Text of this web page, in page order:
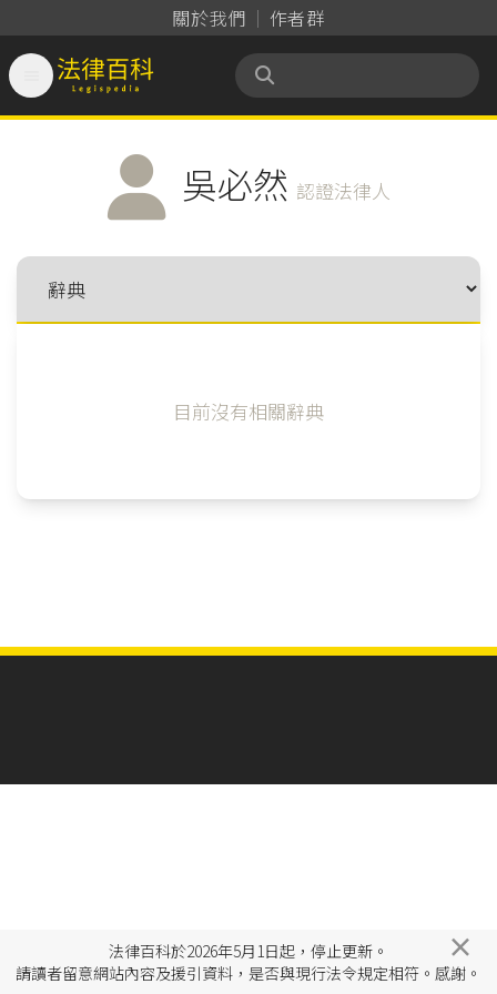
關於我們 作者群
法律百科 Legispedia
吳必然 認證法律人
目前沒有相關辭典
法律百科於2026年5月1日起，停止更新。
請讀者留意網站內容及援引資料，是否與現行法令規定相符。感謝。
×